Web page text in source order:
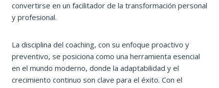
convertirse en un facilitador de la transformación personal
y profesional.
La disciplina del coaching, con su enfoque proactivo y
preventivo, se posiciona como una herramienta esencial
en el mundo moderno, donde la adaptabilidad y el
crecimiento continuo son clave para el éxito. Con el